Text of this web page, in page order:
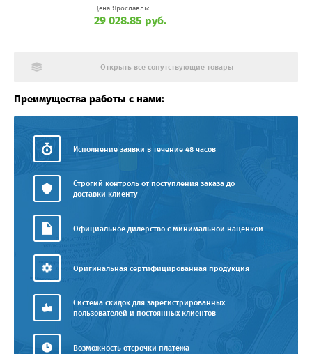
Цена Ярославль:
29 028.85 руб.
Открыть все сопутствующие товары
Преимущества работы с нами:
Исполнение заявки в течение 48 часов
Строгий контроль от поступления заказа до
доставки клиенту
Официальное дилерство с минимальной наценкой
Оригинальная сертифицированная продукция
Система скидок для зарегистрированных
пользователей и постоянных клиентов
Возможность отсрочки платежа